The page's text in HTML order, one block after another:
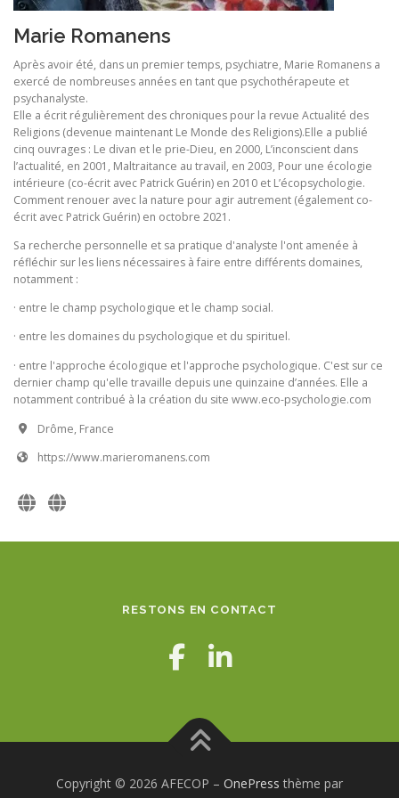
Marie Romanens
Après avoir été, dans un premier temps, psychiatre, Marie Romanens a
exercé de nombreuses années en tant que psychothérapeute et
psychanalyste.
Elle a écrit régulièrement des chroniques pour la revue Actualité des
Religions (devenue maintenant Le Monde des Religions).Elle a publié
cinq ouvrages : Le divan et le prie-Dieu, en 2000, L’inconscient dans
l’actualité, en 2001, Maltraitance au travail, en 2003, Pour une écologie
intérieure (co-écrit avec Patrick Guérin) en 2010 et L’écopsychologie.
Comment renouer avec la nature pour agir autrement (également co-
écrit avec Patrick Guérin) en octobre 2021.
Sa recherche personnelle et sa pratique d'analyste l'ont amenée à
réfléchir sur les liens nécessaires à faire entre différents domaines,
notamment :
· entre le champ psychologique et le champ social.
· entre les domaines du psychologique et du spirituel.
· entre l'approche écologique et l'approche psychologique. C'est sur ce
dernier champ qu'elle travaille depuis une quinzaine d’années. Elle a
notamment contribué à la création du site www.eco-psychologie.com
Drôme, France
https://www.marieromanens.com
RESTONS EN CONTACT
Copyright © 2026 AFECOP – OnePress thème par